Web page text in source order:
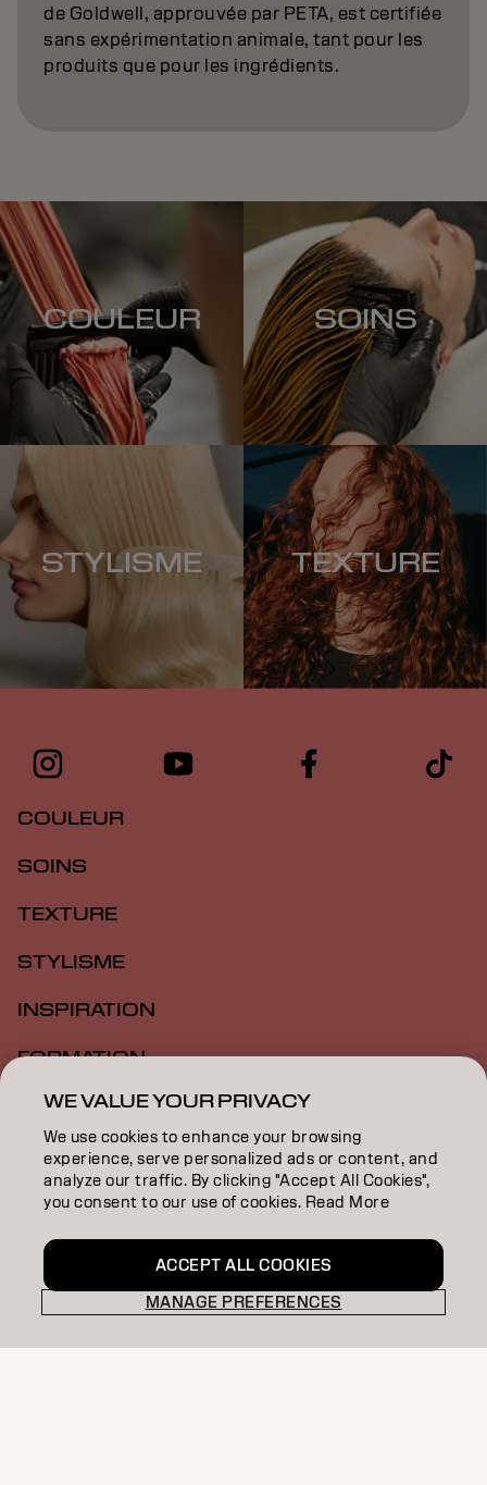
de Goldwell, approuvée par PETA, est certifiée
sans expérimentation animale, tant pour les
produits que pour les ingrédients.
COULEUR SOINS
STYLISME TEXTURE
COULEUR
SOINS
TEXTURE
STYLISME
INSPIRATION
FORMATION
À PROPOS
DEVENIR PARTENAIRE
CONTACTEZ-NOUS
Colofon
Politique En Mati Re De CookiesConditions D Utilisation
WE VALUE YOUR PRIVACY
We use cookies to enhance your browsing
experience, serve personalized ads or content, and
analyze our traffic. By clicking "Accept All Cookies",
you consent to our use of cookies. Read More
MANAGE PREFERENCES
ACCEPT ALL COOKIES